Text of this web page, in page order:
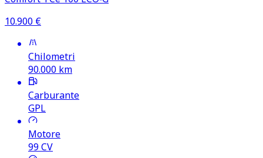
10.900 €
Chilometri
90.000 km
Carburante
GPL
Motore
99CV